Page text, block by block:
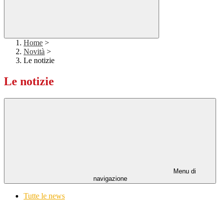
Home >
Novità >
Le notizie
Le notizie
Menu di
navigazione
Tutte le news